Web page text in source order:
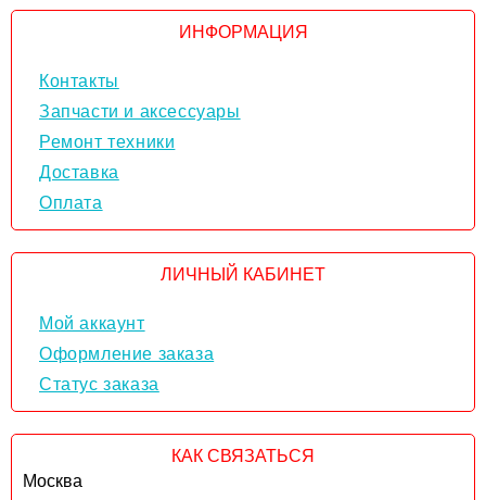
ИНФОРМАЦИЯ
Контакты
Запчасти и аксессуары
Ремонт техники
Доставка
Оплата
ЛИЧНЫЙ КАБИНЕТ
Мой аккаунт
Оформление заказа
Статус заказа
КАК СВЯЗАТЬСЯ
Москва